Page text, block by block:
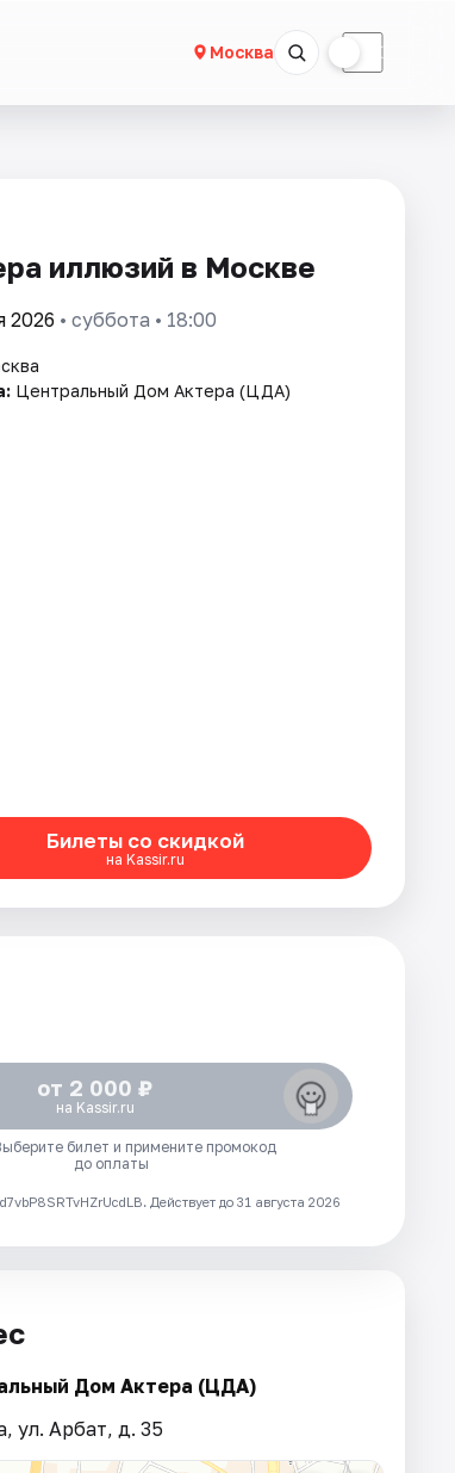
Москва ☾
иллюзий в Москве
2026 • суббота • 18:00
Центральный Дом Актера (ЦДА)
Билеты со скидкой
на Kassir.ru
от 2 000 ₽
на Kassir.ru
билет и примените промокод
до оплаты
Действует до 31 августа 2026
Дом Актера (ЦДА)
ул. Арбат, д. 35